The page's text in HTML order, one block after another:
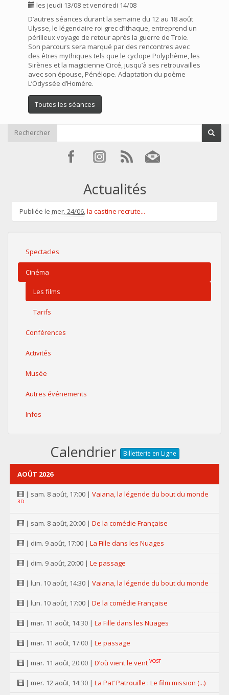
les jeudi 13/08 et vendredi 14/08
D’autres séances durant la semaine du 12 au 18 août
Ulysse, le légendaire roi grec d’Ithaque, entreprend un
périlleux voyage de retour après la guerre de Troie.
Son parcours sera marqué par des rencontres avec
des êtres mythiques tels que le cyclope Polyphème, les
Sirènes et la magicienne Circé, jusqu’à ses retrouvailles
avec son épouse, Pénélope. Adaptation du poème
L’Odyssée d’Homère.
Toutes les séances
Rechercher
Actualités
Publiée le mer. 24/06,la castine recrute...
Spectacles
Cinéma
Les films
Tarifs
Conférences
Activités
Musée
Autres événements
Infos
Calendrier Billetterie en Ligne
AOÛT 2026
| sam. 8 août, 17:00 | Vaiana, la légende du bout du monde
3D
| sam. 8 août, 20:00 | De la comédie Française
| dim. 9 août, 17:00 | La Fille dans les Nuages
| dim. 9 août, 20:00 | Le passage
| lun. 10 août, 14:30 | Vaiana, la légende du bout du monde
| lun. 10 août, 17:00 | De la comédie Française
| mar. 11 août, 14:30 | La Fille dans les Nuages
| mar. 11 août, 17:00 | Le passage
| mar. 11 août, 20:00 | D’où vient le vent VOST
| mer. 12 août, 14:30 | La Pat’ Patrouille : Le film mission (...)